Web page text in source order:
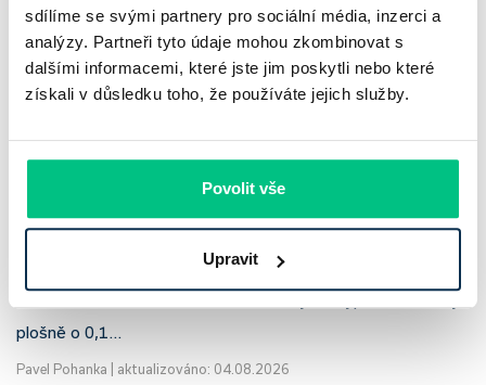
sdílíme se svými partnery pro sociální média, inzerci a
analýzy. Partneři tyto údaje mohou zkombinovat s
dalšími informacemi, které jste jim poskytli nebo které
získali v důsledku toho, že používáte jejich služby.
Povolit vše
Upravit
prodloužila slevu do 6.9.2026
Český hypoteční trh na konci července 2026 potvrzuje, že
sazby zůstávají pod tlakem a část bank pokračuje v jejich
plošně o 0,1…
Pavel Pohanka
aktualizováno: 04.08.2026